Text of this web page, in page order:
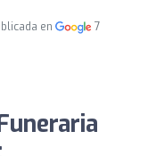
en
7